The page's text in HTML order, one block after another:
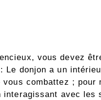
vous devez
: Le donjon a un
combattez ; pour
avec les